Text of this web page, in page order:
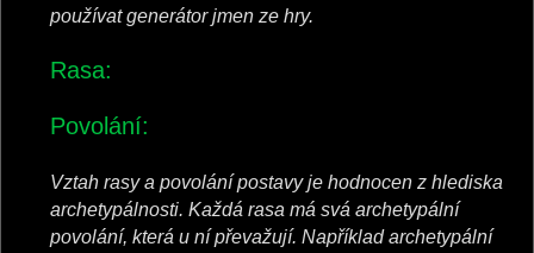
používat generátor jmen ze hry.
Rasa:
Povolání:
Vztah rasy a povolání postavy je hodnocen z hlediska
archetypálnosti. Každá rasa má svá archetypální
povolání, která u ní převažují. Například archetypální